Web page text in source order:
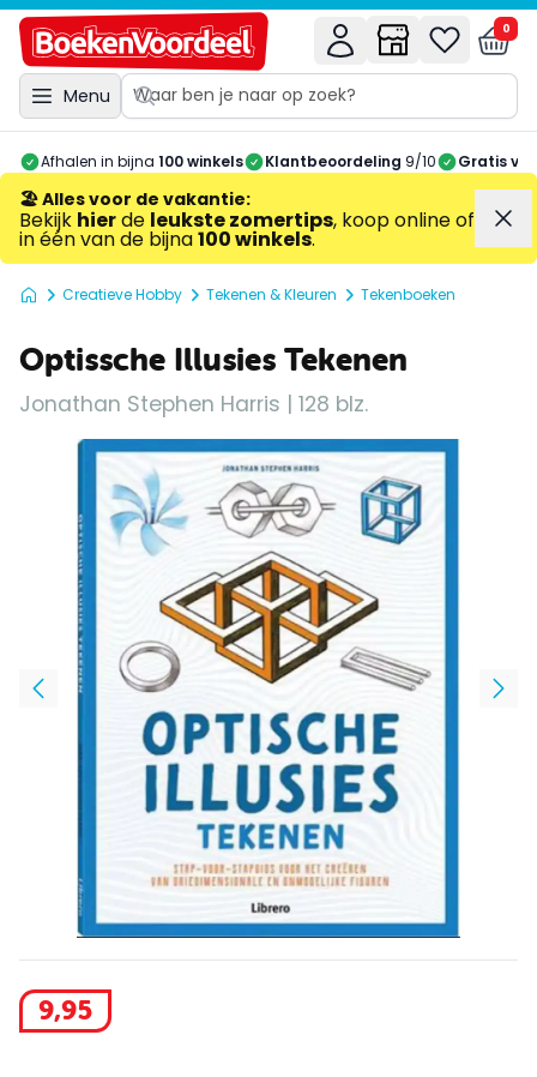
Menu
0
Afhalen in bijna 100 winkels Klantbeoordeling 9/10 Gratis
🏖️ Alles voor de vakantie:
Bekijk hierde leukste zomertips, koop online of
in één van de bijna100 winkels.
Creatieve Hobby Tekenen & Kleuren Tekenboeken
Optissche Illusies Tekenen
Jonathan Stephen Harris | 128 blz.
9,95